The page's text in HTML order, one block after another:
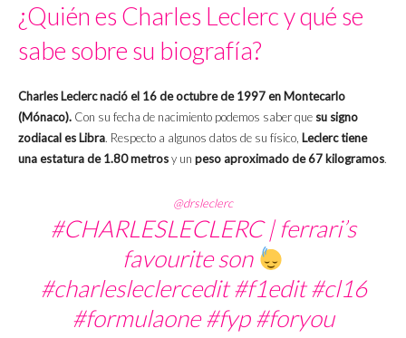
¿Quién es Charles Leclerc y qué se
sabe sobre su biografía?
Charles Leclerc nació el 16 de octubre de 1997 en Montecarlo
(Mónaco). Con su fecha de nacimiento podemos saber que su signo
zodiacal es Libra. Respecto a algunos datos de su físico, Leclerc tiene
una estatura de 1.80 metrosy un peso aproximado de 67 kilogramos.
@drsleclerc
#CHARLESLECLERC| ferrari’s
favourite son
#charlesleclercedit #f1edit #cl16
#formulaone #fyp #foryou